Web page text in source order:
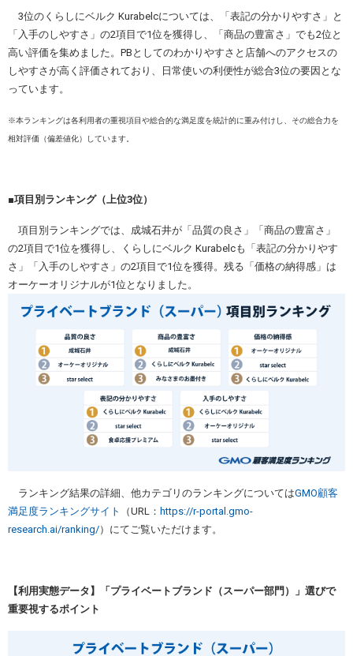
3位のくらしにベルク Kurabelcについては、「表記の分かりやすさ」と
「入手のしやすさ」の2項目で1位を獲得し、「商品の豊富さ」でも2位と
高い評価を集めました。PBとしてのわかりやすさと店舗へのアクセスの
しやすさが高く評価されており、日常使いの利便性が総合3位の要因とな
っています。
※本ランキングは各利用者の重視項目や総合的な満足度を統計的に重み付けし、その総合力を
相対評価（偏差値化）しています。
■項目別ランキング（上位3位）
項目別ランキングでは、成城石井が「品質の良さ」「商品の豊富さ」
の2項目で1位を獲得し、くらしにベルク Kurabelcも「表記の分かりやす
さ」「入手のしやすさ」の2項目で1位を獲得。残る「価格の納得感」は
オーケーオリジナルが1位となりました。
ランキング結果の詳細、他カテゴリのランキングについてはGMO顧客
満足度ランキングサイト
（URL： https://r-portal.gmo-
research.ai/ranking/）にてご覧いただけます。
【利用実態データ】「プライベートブランド（スーパー部門）」選びで
重要視するポイント